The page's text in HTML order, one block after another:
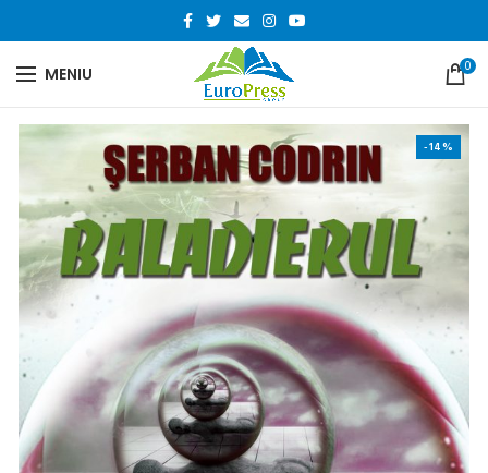
MENIU 0
-14%